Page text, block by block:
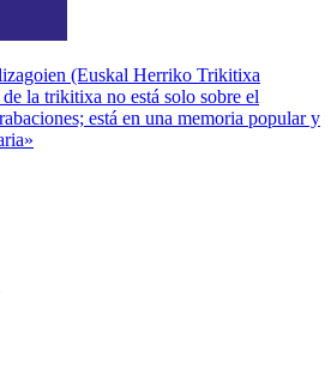
(Euskal Herriko Trikitixa
la trikitixa no está solo sobre el
está en una memoria popular y